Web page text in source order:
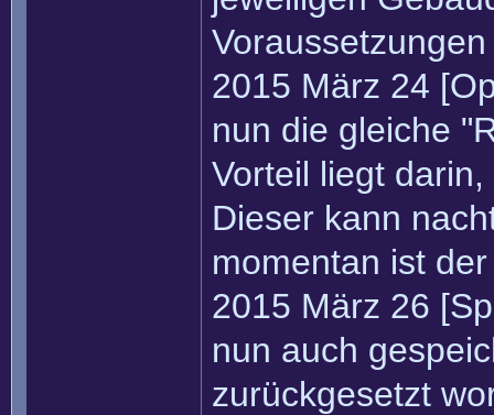
2015 März 24
nun die gleiche
Vorteil liegt
Dieser kann
momentan ist
2015 März 26
nun auch
zurückgesetzt